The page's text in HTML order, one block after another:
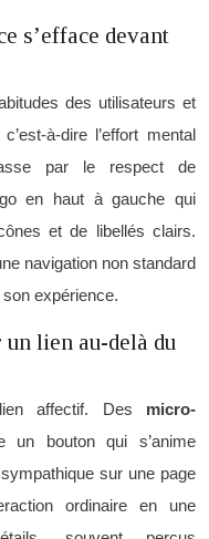
s’efface devant
des utilisateurs et
à-dire l’effort mental
par le respect de
en haut à gauche qui
et de libellés clairs.
navigation non standard
expérience.
lien au-delà du
affectif. Des micro-
un bouton qui s’anime
sur une page
ordinaire en une